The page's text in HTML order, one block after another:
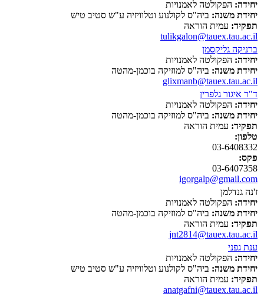
יחידה: הפקולטה לאמנויות
יחידת משנה: ביה"ס לקולנוע וטלוויזיה ע"ש סטיב טיש
תפקיד: עמית הוראה
tulikgalon@tauex.tau.ac.il
ברניקה גליקסמן
יחידה: הפקולטה לאמנויות
יחידת משנה: ביה"ס למוזיקה בוכמן-מהטה
glixmanb@tauex.tau.ac.il
ד"ר איגור גלפרין
יחידה: הפקולטה לאמנויות
יחידת משנה: ביה"ס למוזיקה בוכמן-מהטה
תפקיד: עמית הוראה
טלפון:
03-6408332
פקס:
03-6407358
igorgalp@gmail.com
ז'נה גנדלמן
יחידה: הפקולטה לאמנויות
יחידת משנה: ביה"ס למוזיקה בוכמן-מהטה
תפקיד: עמית הוראה
jnt2814@tauex.tau.ac.il
ענת גפני
יחידה: הפקולטה לאמנויות
יחידת משנה: ביה"ס לקולנוע וטלוויזיה ע"ש סטיב טיש
תפקיד: עמית הוראה
anatgafni@tauex.tau.ac.il